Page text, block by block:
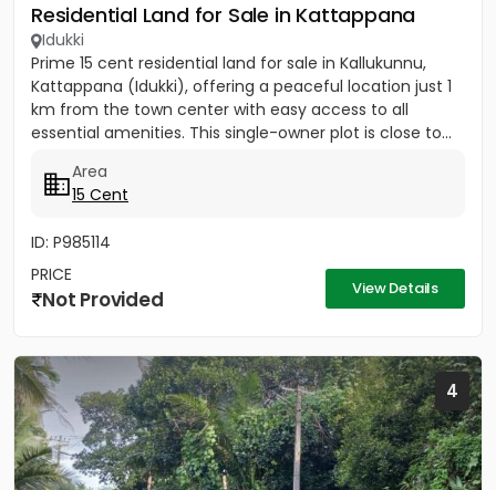
Residential Land for Sale in Kattappana
Idukki
Prime 15 cent residential land for sale in Kallukunnu,
Kattappana (Idukki), offering a peaceful location just 1
km from the town center with easy access to all
essential amenities. This single-owner plot is close to...
Area
15 Cent
ID: P985114
PRICE
Not Provided View Details
4